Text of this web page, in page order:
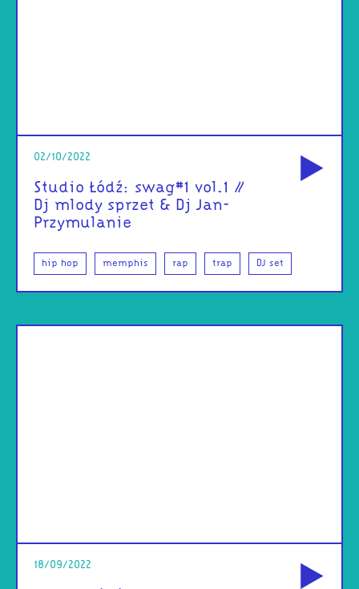
02/10/2022
Studio Łódź: swag#1 vol.1 //
Dj mlody sprzet & Dj Jan-
Przymulanie
hip hop memphis rap trap DJ set
18/09/2022